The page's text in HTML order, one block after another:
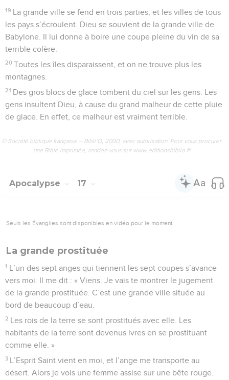
19 La grande ville se fend en trois parties, et les villes de tous
les pays s’écroulent. Dieu se souvient de la grande ville de
Babylone. Il lui donne à boire une coupe pleine du vin de sa
terrible colère.
20 Toutes les îles disparaissent, et on ne trouve plus les
montagnes.
21 Des gros blocs de glace tombent du ciel sur les gens. Les
gens insultent Dieu, à cause du grand malheur de cette pluie
de glace. En effet, ce malheur est vraiment terrible.
© Société biblique française – Bibli’O, 2000, avec autorisation. Pour vous procurer
une Bible imprimée, rendez-vous sur www.editionsbiblio.fr
Apocalypse 17
Seuls les Évangiles sont disponibles en vidéo pour le moment.
La grande prostituée
1 L’un des sept anges qui tiennent les sept coupes s’avance
vers moi. Il me dit : « Viens. Je vais te montrer le jugement
de la grande prostituée. C’est une grande ville située au
bord de beaucoup d’eau.
2 Les rois de la terre se sont prostitués avec elle. Les
habitants de la terre sont devenus ivres en se prostituant
comme elle. »
3 L’Esprit Saint vient en moi, et l’ange me transporte au
désert. Alors je vois une femme assise sur une bête rouge.